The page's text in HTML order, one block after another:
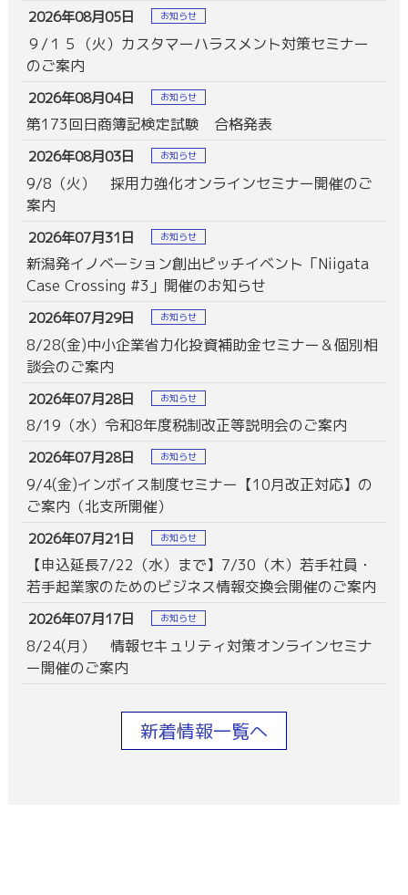
2026年08月05日 お知らせ
９/１５（火）カスタマーハラスメント対策セミナー
のご案内
2026年08月04日 お知らせ
第173回日商簿記検定試験 合格発表
2026年08月03日 お知らせ
9/8（火） 採用力強化オンラインセミナー開催のご
案内
2026年07月31日 お知らせ
新潟発イノベーション創出ピッチイベント「Niigata
Case Crossing #3」開催のお知らせ
2026年07月29日 お知らせ
8/28(金)中小企業省力化投資補助金セミナー＆個別相
談会のご案内
2026年07月28日 お知らせ
8/19（水）令和8年度税制改正等説明会のご案内
2026年07月28日 お知らせ
9/4(金)インボイス制度セミナー【10月改正対応】の
ご案内（北支所開催）
2026年07月21日 お知らせ
【申込延長7/22（水）まで】7/30（木）若手社員・
若手起業家のためのビジネス情報交換会開催のご案内
2026年07月17日 お知らせ
8/24(月） 情報セキュリティ対策オンラインセミナ
ー開催のご案内
新着情報一覧へ